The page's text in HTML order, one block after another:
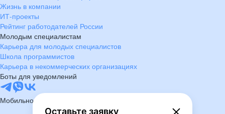
Оставьте заявку
Жизнь в компании
ИТ-проекты
Рейтинг работодателей России
Молодым специалистам
Карьера для молодых специалистов
Школа программистов
Карьера в некоммерческих организациях
Боты для уведомлений
Мобильное приложение